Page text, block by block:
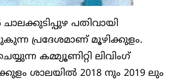
പതിവായി
പ്രദേശമാണ് മൂഴിക്കുളം.
കമ്മ്യൂണിറ്റി ലിവിംഗ്
ശാലയിൽ 2018 നും 2019 ലും